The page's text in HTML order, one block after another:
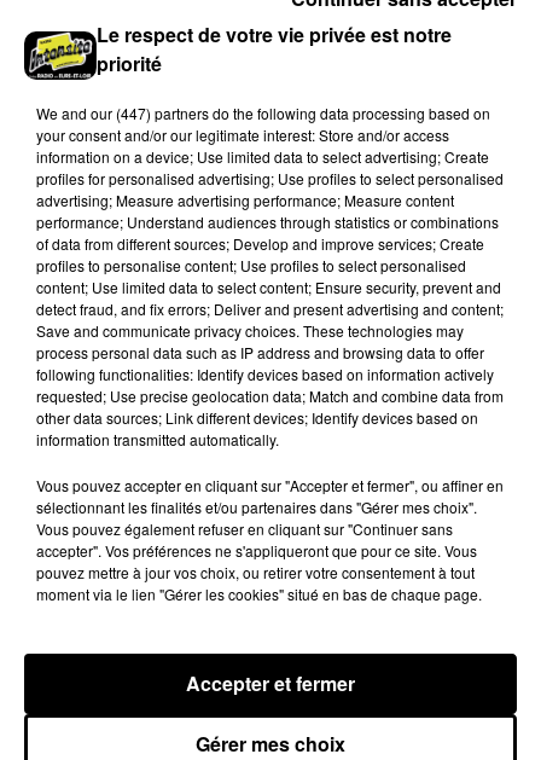
Stars'Terre 2026 : Philippe Palmieri dévoile
les ambitions d'un...
À quelques semaines de la première édition de
Stars'Terre, organisée du 18 au 20 septembre 2026 au
Château de Courtalain, Philippe Palmieri, président...
LES JEUX
Le respect de votre vie privée est notre
priorité
We and our (447) partnersdo the following data processing based on
your consent and/or our legitimate interest: Store and/or access
information on a device; Use limited data to select advertising; Create
profiles for personalised advertising; Use profiles to select personalised
advertising; Measure advertising performance; Measure content
performance; Understand audiences through statistics or combinations
of data from different sources; Develop and improve services; Create
profiles to personalise content; Use profiles to select personalised
content; Use limited data to select content; Ensure security, prevent and
detect fraud, and fix errors; Deliver and present advertising and content;
Save and communicate privacy choices. These technologies may
process personal data such as IP address and browsing data to offer
following functionalities: Identify devices based on information actively
requested; Use precise geolocation data; Match and combine data from
other data sources; Link different devices; Identify devices based on
information transmitted automatically.
Vous pouvez accepter en cliquant sur "Accepter et fermer", ou affiner en
sélectionnant les finalités et/ou partenaires dans "Gérer mes choix".
Vous pouvez également refuser en cliquant sur "Continuer sans
accepter". Vos préférences ne s'appliqueront que pour ce site. Vous
pouvez mettre à jour vos choix, ou retirer votre consentement à tout
moment via le lien "Gérer les cookies" situé en bas de chaque page.
Gérer mes choix
Accepter et fermer